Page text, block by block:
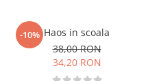
Invatamant primar
Invatarea limbilor straine
-10% Haos in scoala
38,00 RON
34,20 RON